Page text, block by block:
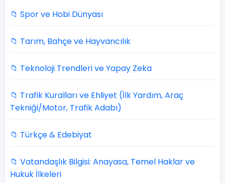
📁 Spor ve Hobi Dünyası
📁 Tarım, Bahçe ve Hayvancılık
📁 Teknoloji Trendleri ve Yapay Zeka
📁 Trafik Kuralları ve Ehliyet (İlk Yardım, Araç
Tekniği/Motor, Trafik Adabı)
📁 Türkçe & Edebiyat
📁 Vatandaşlık Bilgisi: Anayasa, Temel Haklar ve
Hukuk İlkeleri